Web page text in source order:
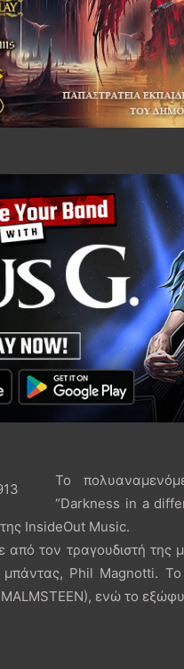
Το
“Darkness in a
InsideOut Music.
από τον τραγουδιστή
μπάντας, Phil Magnotti.
MALMSTEEN), ενώ το